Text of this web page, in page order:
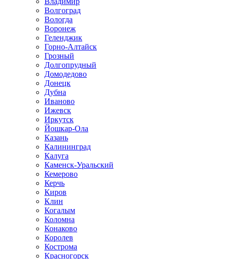
Волгоград
Вологда
Воронеж
Геленджик
Горно-Алтайск
Грозный
Долгопрудный
Домодедово
Донецк
Дубна
Иваново
Ижевск
Иркутск
Йошкар-Ола
Казань
Калининград
Калуга
Каменск-Уральский
Кемерово
Керчь
Киров
Клин
Когалым
Коломна
Конаково
Королев
Кострома
Красногорск